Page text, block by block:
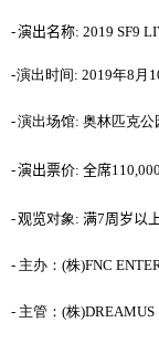
- 演出名称: 2019 SF9
-演出时间: 2019年8 月
- 演出场馆: 奥林匹克公
- 演出票价: 全席110,000
- 观览对象 : 满7周岁以
- 主办 ： (株)FNC
- 主管 ： (株)DREAMUS